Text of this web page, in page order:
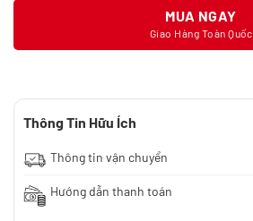
MUA NGAY
Giao Hàng Toàn Quốc
Thông Tin Hữu Ích
Thông tin vận chuyển
Hướng dẫn thanh toán